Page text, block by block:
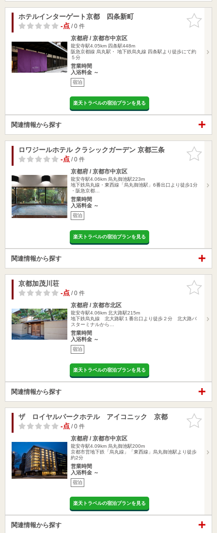
お気に入
りに追加
ホテルインターゲート京都 四条新町
-点/ 0 件
京都府 / 京都市中京区
龍安寺駅4.05km 四条駅448m
阪急京都線 烏丸駅・ 地下鉄烏丸線 四条駅より徒歩にて約
５分
営業時間
入浴料金 ～
宿泊
楽天トラベルの宿泊プランを見る
関連情報から探す
お気に入
りに追加
ロワジールホテル クラシックガーデン 京都三条
-点/ 0 件
京都府 / 京都市中京区
龍安寺駅4.06km 烏丸御池駅223m
地下鉄烏丸線・東西線「烏丸御池駅」6番出口より徒歩1分
・阪急京都…
営業時間
入浴料金 ～
宿泊
楽天トラベルの宿泊プランを見る
関連情報から探す
お気に入
りに追加
京都加茂川荘
-点/ 0 件
京都府 / 京都市北区
龍安寺駅4.06km 北大路駅215m
地下鉄烏丸線 北大路駅１番出口より徒歩２分 北大路バ
スターミナルから…
営業時間
入浴料金 ～
宿泊
楽天トラベルの宿泊プランを見る
関連情報から探す
お気に入
りに追加
ザ ロイヤルパークホテル アイコニック 京都
-点/ 0 件
京都府 / 京都市中京区
龍安寺駅4.09km 烏丸御池駅200m
京都市営地下鉄「烏丸線」「東西線」烏丸御池駅より徒歩
約2分
営業時間
入浴料金 ～
宿泊
楽天トラベルの宿泊プランを見る
関連情報から探す